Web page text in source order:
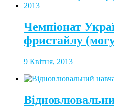
Чемпіонат
фристайлу
9 Квітня, 2013